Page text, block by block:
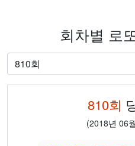
회차별 로
810회
(2018년 06